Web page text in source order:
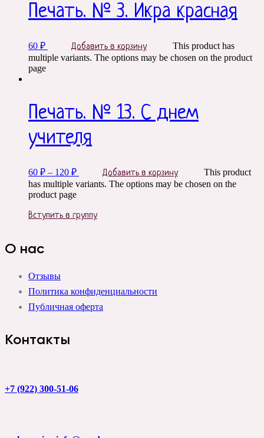
Печать. № 3. Икра красная
60 ₽ Добавить в корзину
This product has
multiple variants. The options may be chosen on the product
page
Печать. № 13. С днем
учителя
60 ₽ – 120 ₽ Добавить в корзину
This product
has multiple variants. The options may be chosen on the
product page
Вступить в группу
О нас
Отзывы
Политика конфиденциальности
Публичная оферта
Контакты
+7 (922) 300-51-06